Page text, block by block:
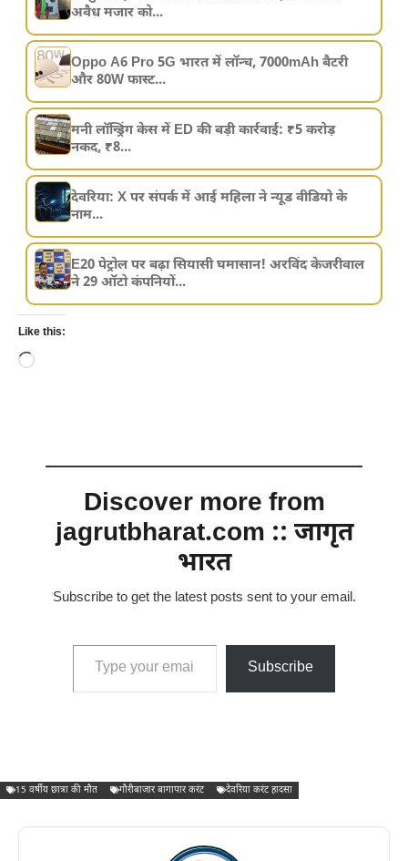
अवैध मजार को...
Oppo A6 Pro 5G भारत में लॉन्च, 7000mAh बैटरी
और 80W फास्ट...
मनी लॉन्ड्रिंग केस में ED की बड़ी कार्रवाई: ₹5 करोड़
नकद, ₹8...
देवरिया: X पर संपर्क में आई महिला ने न्यूड वीडियो के
नाम...
E20 पेट्रोल पर बढ़ा सियासी घमासान! अरविंद केजरीवाल
ने 29 ऑटो कंपनियों...
Like this:
Loading…
Discover more from
jagrutbharat.com :: जागृत
भारत
Subscribe to get the latest posts sent to your email.
Type your email…
Subscribe
15 वर्षीय छात्रा की मौत गौरीबाजार बागापार करंट देवरिया करंट हादसा